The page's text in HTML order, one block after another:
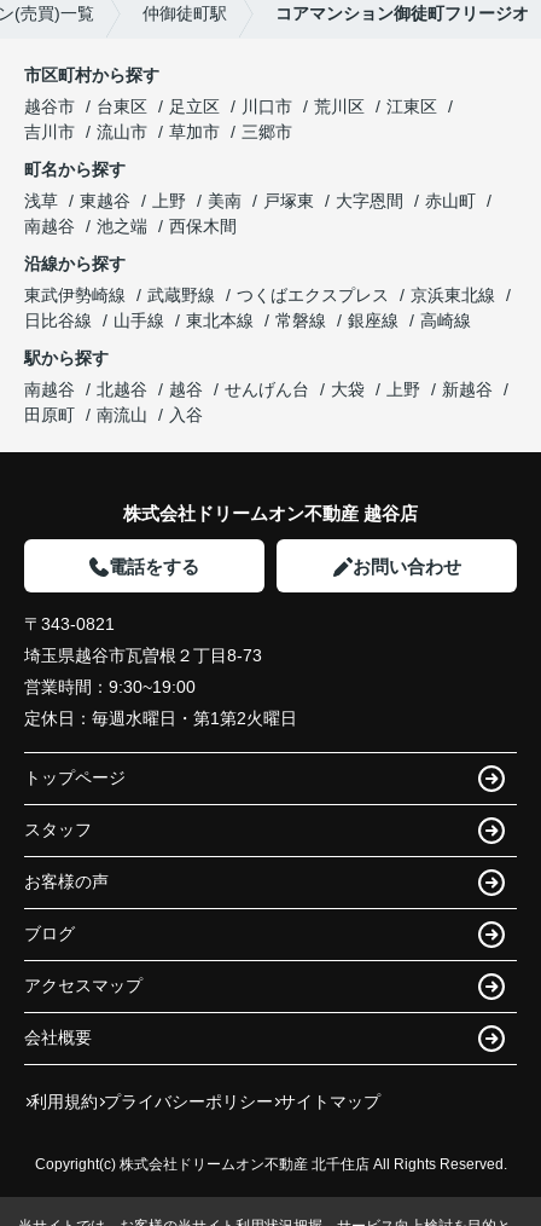
(売買)一覧 仲御徒町駅 コアマンション御徒町フリージオ
市区町村から探す
越谷市
台東区 足立区 川口市 荒川区
江東区
吉川市
流山市 草加市
三郷市
町名から探す
浅草
東越谷 上野 美南 戸塚東 大字恩間
赤山町
南越谷
池之端
西保木間
沿線から探す
東武伊勢崎線
武蔵野線 つくばエクスプレス
京浜東北線
日比谷線
山手線 東北本線 常磐線 銀座線
高崎線
駅から探す
南越谷
北越谷 越谷 せんげん台 大袋 上野
新越谷
田原町
南流山 入谷
株式会社ドリームオン不動産 越谷店
電話をする お問い合わせ
〒343-0821
埼玉県越谷市瓦曽根２丁目8-73
営業時間： 9:30~19:00
定休日： 毎週水曜日・第1第2火曜日
トップページ
スタッフ
お客様の声
ブログ
アクセスマップ
会社概要
利用規約 プライバシーポリシー サイトマップ
Copyright(c) 株式会社ドリームオン不動産 北千住店 All Rights Reserved.